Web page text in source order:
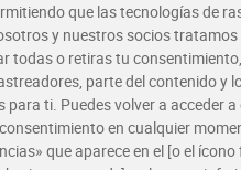
MEJOR CADA DIA ·
que las tecnologías de
y nuestros socios
todas o retiras tu
parte del contenido y
ti. Puedes volver a acceder a
en cualquier
que aparece en el [o el